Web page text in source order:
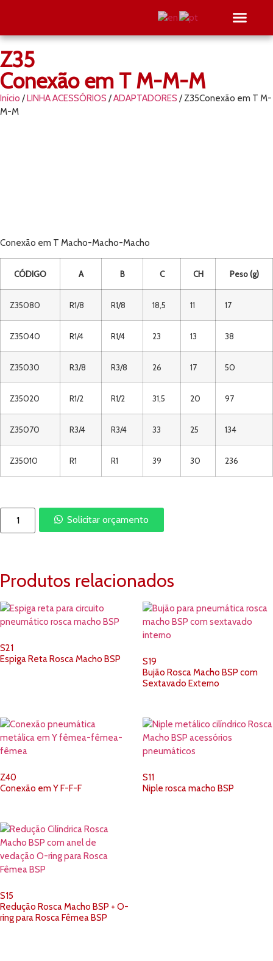
Z35
Conexão em T M-M-M
Início /LINHA ACESSÓRIOS /ADAPTADORES / Z35Conexão em T M-
M-M
Conexão em T Macho-Macho-Macho
CÓDIGO A B C CH Peso (g)
Z35080 R1/8 R1/8 18,5 11 17
Z35040 R1/4 R1/4 23 13 38
Z35030 R3/8 R3/8 26 17 50
Z35020 R1/2 R1/2 31,5 20 97
Z35070 R3/4 R3/4 33 25 134
Z35010 R1 R1 39 30 236
Solicitar orçamento
Produtos relacionados
S21
Espiga Reta Rosca Macho BSP
S19
Bujão Rosca Macho BSP com
Sextavado Externo
Z40
Conexão em Y F-F-F
S11
Niple rosca macho BSP
S15
Redução Rosca Macho BSP + O-
ring para Rosca Fêmea BSP